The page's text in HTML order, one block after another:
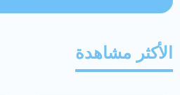
الأكثر مشاهدة